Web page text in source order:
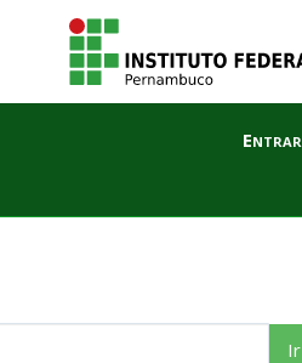
Entrar
Ir